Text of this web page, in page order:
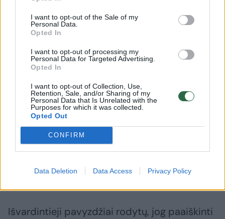
I want to opt-out of the Sale of my
Personal Data.
Opted In
I want to opt-out of processing my
Personal Data for Targeted Advertising.
Opted In
I want to opt-out of Collection, Use,
Retention, Sale, and/or Sharing of my
Personal Data that Is Unrelated with the
Purposes for which it was collected.
Opted Out
CONFIRM
Data Deletion Data Access Privacy Policy
Simbolinės prasmės
Yra dar daug įvairių papročių, tikėjimų, burtų,
kuriuose taip pat įžiūrėtina simbolinė šiaudų
prasmė.
Vienu atveju šiaudai (šiaudų kūlys) –
vaisingumo, kitu – tik puošybos
(kitoniškumo?), trečiu – jungties,
(nykimo, mirties) simbolis.
Išvardintieji pavyzdžiai rodytų, jog paaiškinti